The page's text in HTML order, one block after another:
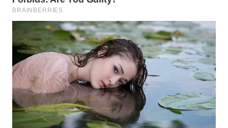
WN
WN
TAPANULI
TENGAH
WN DELI
SERDANG